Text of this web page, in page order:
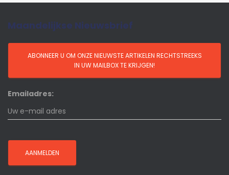
Maandelijkse Nieuwsbrief
Emailadres: